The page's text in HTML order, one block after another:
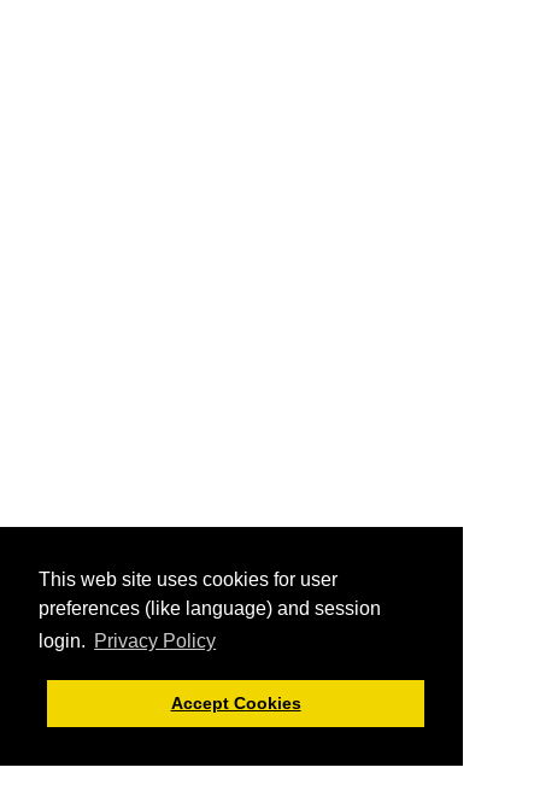
This web site uses cookies for user
preferences (like language) and session
login. Privacy Policy
Accept Cookies